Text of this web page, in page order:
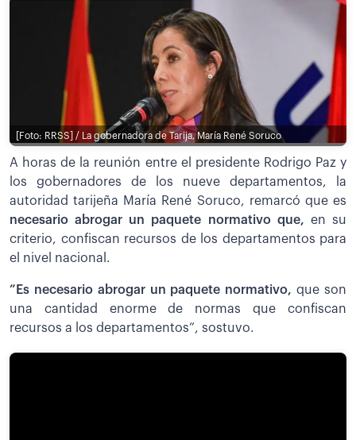
[Foto: RRSS] / La gobernadora de Tarija, María René Soruco
A horas de la reunión entre el presidente Rodrigo Paz y
los gobernadores de los nueve departamentos, la
autoridad tarijeña María René Soruco, remarcó que es
necesario abrogar un paquete normativo que, en su
criterio, confiscan recursos de los departamentos para
el nivel nacional.
”Es necesario abrogar un paquete normativo,que son
una cantidad enorme de normas que confiscan
recursos a los departamentos”, sostuvo.